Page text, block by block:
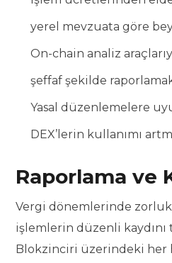
yerel mevzuata göre
On-chain analiz
şeffaf şekilde
Yasal düzenlemelere
DEX’lerin kullanımı
Raporlama ve
Vergi dönemlerinde
işlemlerin düzenli
Blokzinciri üzerindeki her